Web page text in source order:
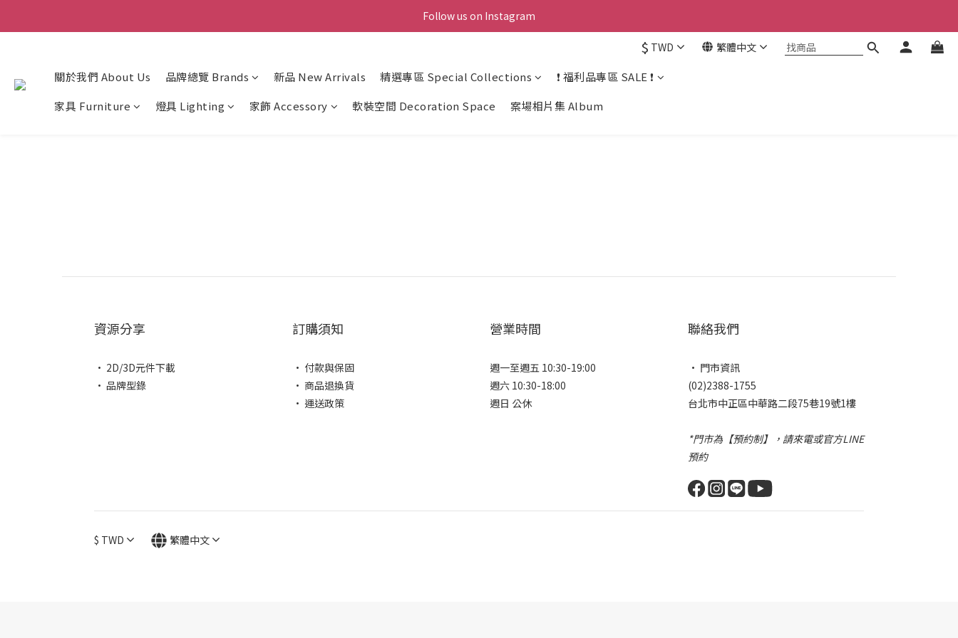
Follow us on Instagram
$ TWD 繁體中文
關於我們 About Us 品牌總覽 Brands 新品 New Arrivals 精選專區 Special Collections
❗ 福利品專區 SALE ❗
家具 Furniture
燈具 Lighting 家飾 Accessory 軟裝空間 Decoration Space 案場相片集 Album
資源分享
• 2D/3D元件下載
• 品牌型錄
訂購須知
• 付款與保固
• 商品退換貨
• 運送政策
營業時間
週一至週五 10:30-19:00
週六 10:30-18:00
週日 公休
聯絡我們
• 門市資訊
(02)2388-1755
台北市中正區中華路二段75巷19號1樓
*門市為【預約制】，請來電或官方LINE
預約
$ TWD 繁體中文